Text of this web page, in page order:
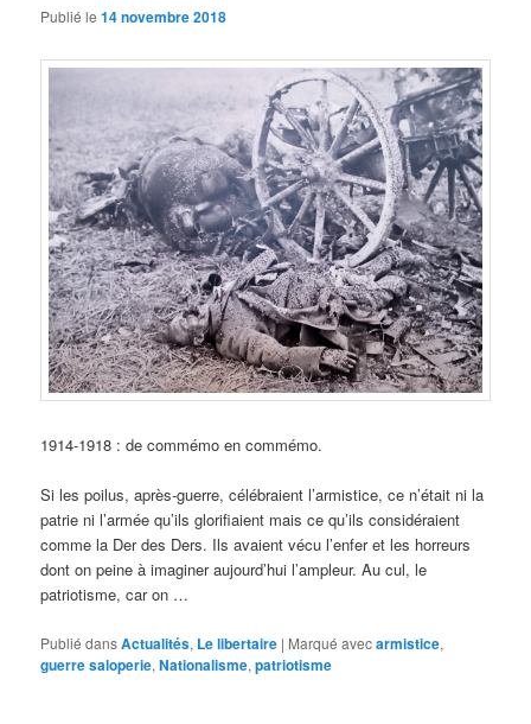
Publié le14 novembre 2018
1914-1918 : de commémo en commémo.
Si les poilus, après-guerre, célébraient l’armistice, ce n’était ni la
patrie ni l’armée qu’ils glorifiaient mais ce qu’ils considéraient
comme la Der des Ders. Ils avaient vécu l’enfer et les horreurs
dont on peine à imaginer aujourd’hui l’ampleur. Au cul, le
patriotisme, car on …
Publié dansActualités, Le libertaire | Marqué avecarmistice,
guerre saloperie,Nationalisme,patriotisme